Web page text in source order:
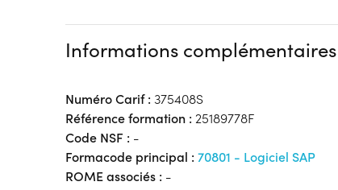
Transport :Pas de transport
Informations complémentaires
Numéro Carif : 375408S
Référence formation : 25189778F
Code NSF : -
Formacode principal : 70801 - Logiciel SAP
ROME associés : -